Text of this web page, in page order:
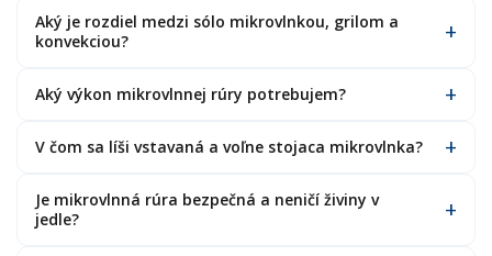
Aký je rozdiel medzi sólo mikrovlnkou, grilom a
konvekciou?
Aký výkon mikrovlnnej rúry potrebujem?
V čom sa líši vstavaná a voľne stojaca mikrovlnka?
Je mikrovlnná rúra bezpečná a neničí živiny v
jedle?